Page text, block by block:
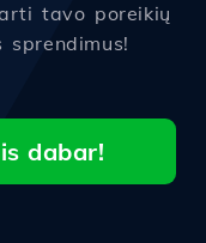
tavo poreikių
dabar!